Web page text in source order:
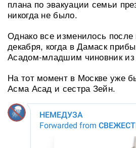
плана по эвакуации семьи
никогда не было.
Однако все изменилось
декабря, когда в Дамаск
Асадом-младшим чиновник
На тот момент в Москве уже
Асма Асад и сестра Зейн.